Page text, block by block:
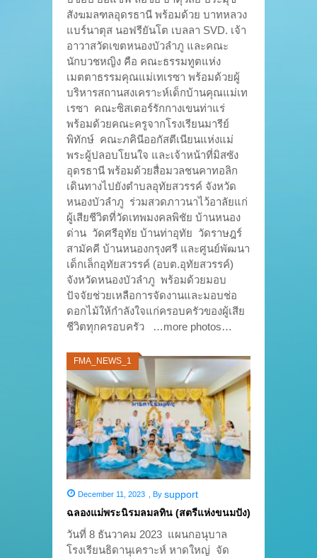
สังฆมลฑลอุดรธานี พร้อมด้วย บาทหลวง
แบร์นาตุส นอฟรียันโต เบลลา SVD. เจ้า
อาวาสวัดเขตหนองบัวลำภู และคณะ
นักบวชหญิง คือ คณะธรรมทูตแห่ง
เมตตาธรรมคุณแม่เทเรซา พร้อมด้วยผู้
บริหารสถานสงเคราะห์เด็กบ้านคุณแม่เท
เรซา คณะซิสเตอร์รักกางเขนท่าแร่
พร้อมด้วยคณะครูจากโรงเรียนมารีย์
พิทักษ์ คณะภคินีออกัสตีเนียนแห่งแม่
พระผู้ปลอบโยนใจ และเจ้าหน้าที่มิสซัง
อุดรธานี พร้อมด้วยสื่อมวลชนคาทอลิก
เดินทางไปยังตำบลอุทัยสวรรค์ จังหวัด
หนองบัวลำภู ร่วมสวดภาวนาไว้อาลัยแก่
ผู้เสียชีวิตที่วัดเทพมงคลพิชัย บ้านหนอง
ด่าน วัดศรีอุทัย บ้านท่าอุทัย วัดราษฎร์
สามัคคี บ้านหนองกรุงศรี และศูนย์พัฒนา
เด็กเล็กอุทัยสวรรค์ (อบต.อุทัยสวรรค์)
จังหวัดหนองบัวลำภู พร้อมด้วยมอบ
ปัจจัยช่วยเหลือการจัดงานและมอบช่อ
ดอกไม้ให้กำลังใจแก่ครอบครัวของผู้เสีย
ชีวิตทุกครอบครัว …more photos…
FMA_NEWS_1
December 11, 2023 By support
ฉลองแม่พระนิรมลมลทิน (สตรีแห่งขนมปัง)
วันที่ 8 ธันวาคม 2023 แผนกอนุบาล
โรงเรียนธิดานุเคราะห์ หาดใหญ่ จัด